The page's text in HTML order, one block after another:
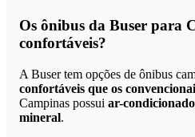
Os ônibus da Buser para
confortáveis?
A Buser tem opções de ônibus
confortáveis que os
Campinas possui ar-
mineral.